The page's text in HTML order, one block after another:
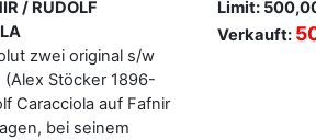
/ RUDOLF
zwei original s/w
Stöcker 1896-
Caracciola auf Fafnir
bei seinem
Limit:
Verkauft: